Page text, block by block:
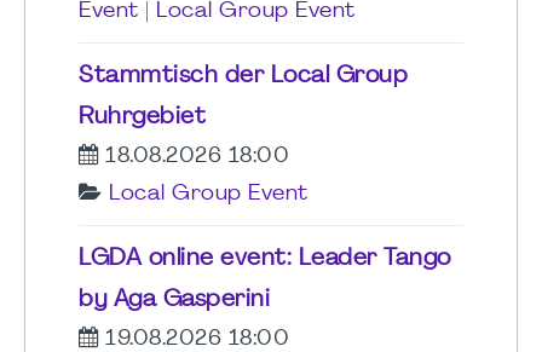
Event
Local Group Event
Stammtisch der Local Group
Ruhrgebiet
18.08.2026 18:00
Local Group Event
LGDA online event: Leader Tango
by Aga Gasperini
19.08.2026 18:00